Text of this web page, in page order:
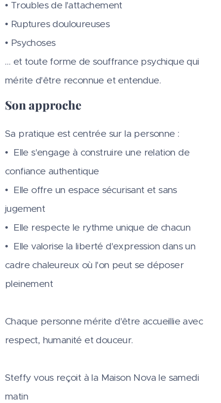
• Troubles de l'attachement
• Ruptures douloureuses
• Psychoses
… et toute forme de souffrance psychique qui
mérite d'être reconnue et entendue.
Son approche
Sa pratique est centrée sur la personne :
• Elle s'engage à construire une relation de
confiance authentique
• Elle offre un espace sécurisant et sans
jugement
• Elle respecte le rythme unique de chacun
• Elle valorise la liberté d'expression dans un
cadre chaleureux où l'on peut se déposer
pleinement
Chaque personne mérite d'être accueillie avec
respect, humanité et douceur.
Steffy vous reçoit à la Maison Nova le samedi
matin